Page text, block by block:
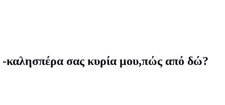
-καλησπέρα σας κυρία μου,πώς από δώ?